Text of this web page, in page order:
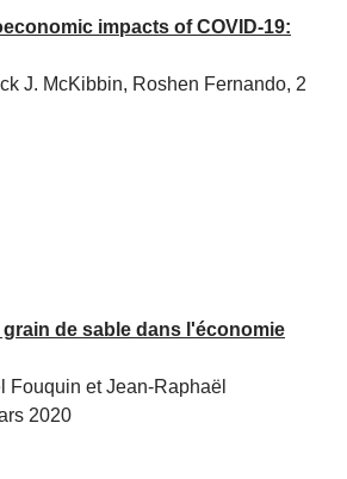
impacts of COVID-19:
J. McKibbin, Roshen Fernando, 2
de sable dans l'économie
Fouquin et Jean-Raphaël
2020